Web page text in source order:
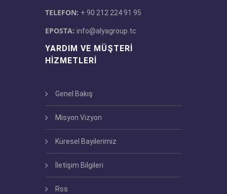
TELEFON: + 90 212 224 91 95
EPOSTA: info@alyagroup.tc
YARDIM VE MÜŞTERI
HIZMETLERI
Genel Bakış
Misyon Vizyon
Küresel Bayilerimiz
İletişim Bilgileri
Rss